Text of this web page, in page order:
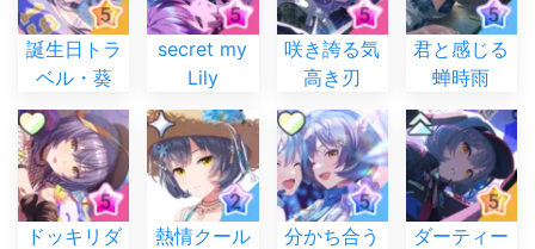
誕生日トラ
ベル・葵
secret my
Lily
咲き誇る気
高き刃
君と感じる
蝉時雨
ドッキリダ
熱情クール
分かち合う
ダーティー